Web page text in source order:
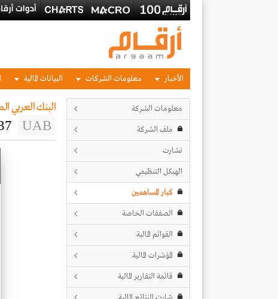
الأخبار معلومات الشركات البيانات المالية
معلومات الشركة
ملف الشركة
تشارت
الهيكل التنظيمي
كبار المساهمين
الصفقات الخاصة
القوائم المالية
المؤشرات المالية
قائمة التقارير المالية
البنك العربي
UAB